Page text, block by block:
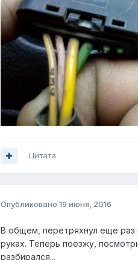
Цитата
Опубликовано 19 июня, 2016
В общем, перетряхнул еще раз
руках. Теперь поезжу,
разбирался...